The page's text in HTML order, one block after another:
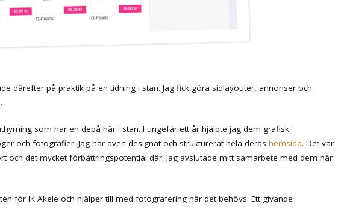
därefter på praktik på en tidning i stan. Jag fick göra sidlayouter, annonser och
som har en depå här i stan. I ungefär ett år hjälpte jag dem grafisk
och fotografier. Jag har även designat och strukturerat hela deras hemsida. Det var
och det mycket förbättringspotential där. Jag avslutade mitt samarbete med dem när
för IK Akele och hjälper till med fotografering när det behövs. Ett givande